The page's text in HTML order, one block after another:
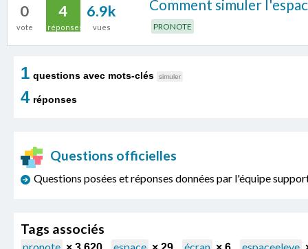
0
vote
4
réponses
6.9k
vues
Comment simuler
PRONOTE
1 questions avec mots-clés simuler
4 réponses
Questions officielles
Questions posées et réponses données par l'équipe
Tags associés
pronote espace écran espaceeleve